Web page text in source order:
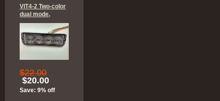
VIT4-2 Two-color
dual mode,
$22.00
$20.00
Save: 9% off